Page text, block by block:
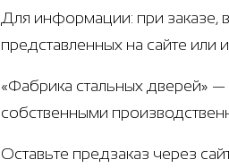
Для информации: при заказе,
представленных на сайте или
«Фабрика стальных дверей» —
собственными
Оставьте предзаказ через